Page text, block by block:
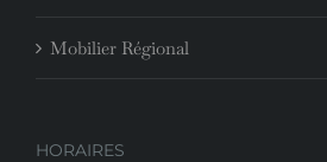
Mobilier Régional
HORAIRES